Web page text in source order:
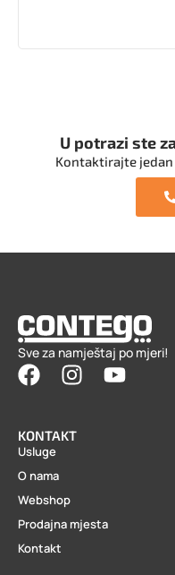
U potrazi ste
Kontaktirajte
Sve za namještaj po mjeri!
KONTAKT
Usluge
O nama
Webshop
Prodajna mjesta
Kontakt